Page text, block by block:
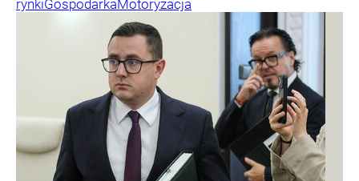
rynkiGospodarkaMotoryzacja